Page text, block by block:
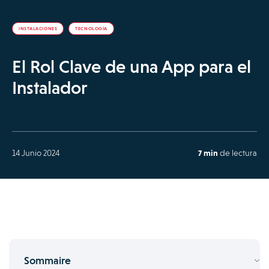
INSTALACIONES TECNOLOGÍA
El Rol Clave de una App para el
Instalador
14 Junio 2024 7 min de lectura
Sommaire